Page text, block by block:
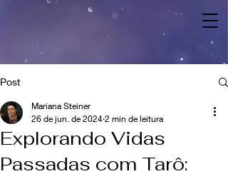
Post
Explorando Vidas
Passadas com Tarô:
Mariana Steiner
26 de jun. de 2024 2 min de leitura